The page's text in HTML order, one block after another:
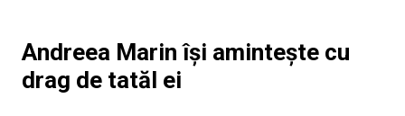
Andreea Marin își amintește cu
drag de tatăl ei